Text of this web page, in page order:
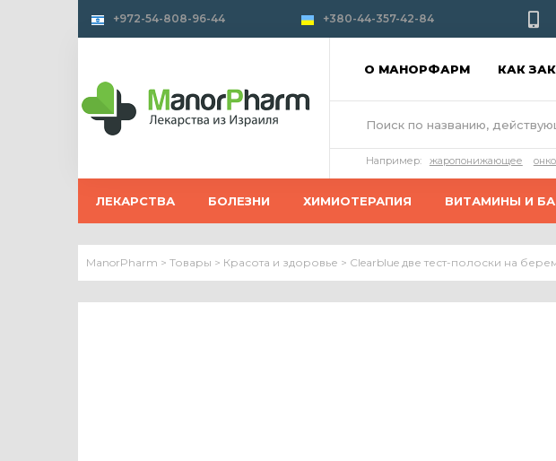
+972-54-808-96-44 +380-44-357-42-84
О МАНОРФАРМ КАК
Например: жаропонижающее
ЛЕКАРСТВА БОЛЕЗНИ ХИМИОТЕРАПИЯ ВИТАМИНЫ И
ManorPharm > Товары > Красота и здоровье > Clearblue две тест-полоски на